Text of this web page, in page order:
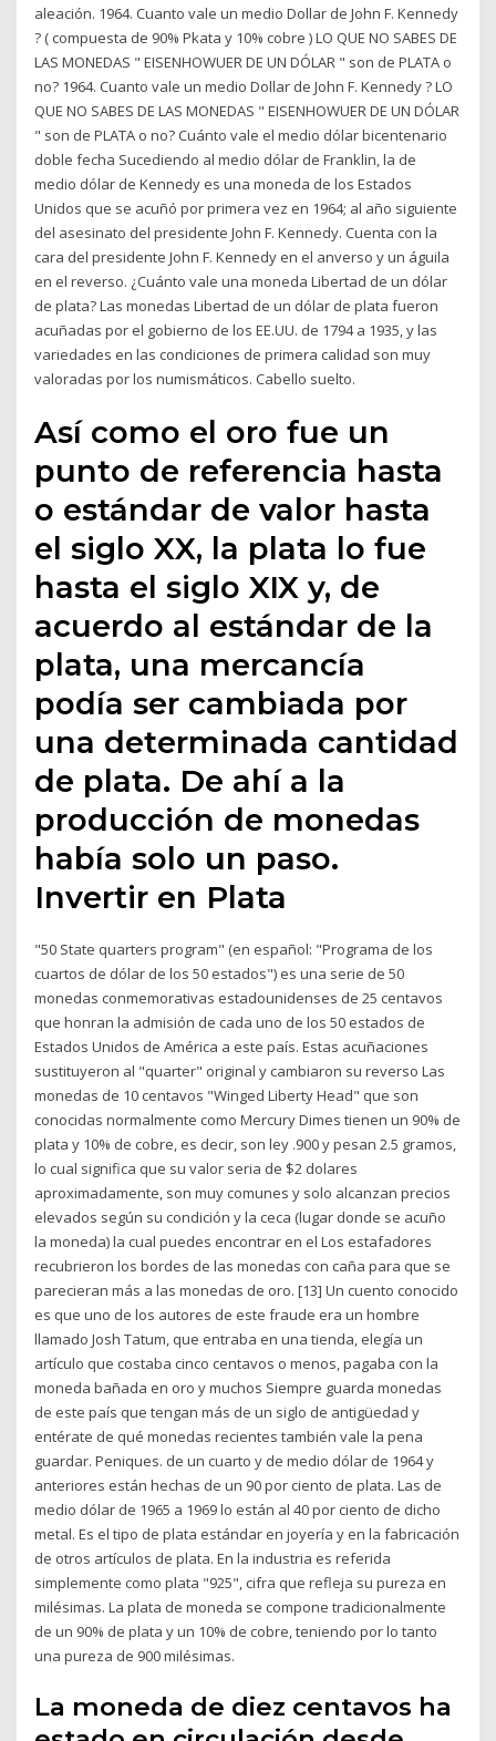
aleación. 1964. Cuanto vale un medio Dollar de John F. Kennedy
? ( compuesta de 90% Pkata y 10% cobre ) LO QUE NO SABES DE
LAS MONEDAS " EISENHOWUER DE UN DÓLAR " son de PLATA o
no? 1964. Cuanto vale un medio Dollar de John F. Kennedy ? LO
QUE NO SABES DE LAS MONEDAS " EISENHOWUER DE UN DÓLAR
" son de PLATA o no? Cuánto vale el medio dólar bicentenario
doble fecha Sucediendo al medio dólar de Franklin, la de
medio dólar de Kennedy es una moneda de los Estados
Unidos que se acuñó por primera vez en 1964; al año siguiente
del asesinato del presidente John F. Kennedy. Cuenta con la
cara del presidente John F. Kennedy en el anverso y un águila
en el reverso. ¿Cuánto vale una moneda Libertad de un dólar
de plata? Las monedas Libertad de un dólar de plata fueron
acuñadas por el gobierno de los EE.UU. de 1794 a 1935, y las
variedades en las condiciones de primera calidad son muy
valoradas por los numismáticos. Cabello suelto.
Así como el oro fue un
punto de referencia hasta
o estándar de valor hasta
el siglo XX, la plata lo fue
hasta el siglo XIX y, de
acuerdo al estándar de la
plata, una mercancía
podía ser cambiada por
una determinada cantidad
de plata. De ahí a la
producción de monedas
había solo un paso.
Invertir en Plata
"50 State quarters program" (en español: "Programa de los
cuartos de dólar de los 50 estados") es una serie de 50
monedas conmemorativas estadounidenses de 25 centavos
que honran la admisión de cada uno de los 50 estados de
Estados Unidos de América a este país. Estas acuñaciones
sustituyeron al "quarter" original y cambiaron su reverso Las
monedas de 10 centavos "Winged Liberty Head" que son
conocidas normalmente como Mercury Dimes tienen un 90% de
plata y 10% de cobre, es decir, son ley .900 y pesan 2.5 gramos,
lo cual significa que su valor seria de $2 dolares
aproximadamente, son muy comunes y solo alcanzan precios
elevados según su condición y la ceca (lugar donde se acuño
la moneda) la cual puedes encontrar en el Los estafadores
recubrieron los bordes de las monedas con caña para que se
parecieran más a las monedas de oro. [13] Un cuento conocido
es que uno de los autores de este fraude era un hombre
llamado Josh Tatum, que entraba en una tienda, elegía un
artículo que costaba cinco centavos o menos, pagaba con la
moneda bañada en oro y muchos Siempre guarda monedas
de este país que tengan más de un siglo de antigüedad y
entérate de qué monedas recientes también vale la pena
guardar. Peniques. de un cuarto y de medio dólar de 1964 y
anteriores están hechas de un 90 por ciento de plata. Las de
medio dólar de 1965 a 1969 lo están al 40 por ciento de dicho
metal. Es el tipo de plata estándar en joyería y en la fabricación
de otros artículos de plata. En la industria es referida
simplemente como plata "925", cifra que refleja su pureza en
milésimas. La plata de moneda se compone tradicionalmente
de un 90% de plata y un 10% de cobre, teniendo por lo tanto
una pureza de 900 milésimas.
La moneda de diez centavos ha